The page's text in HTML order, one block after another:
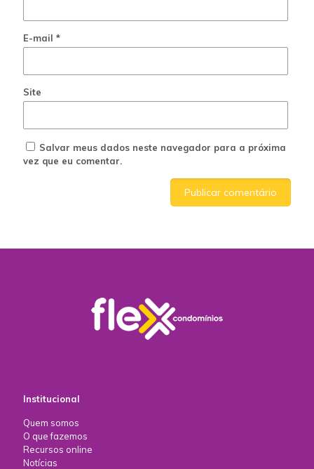
E-mail *
Site
Salvar meus dados neste navegador para a próxima
vez que eu comentar.
Institucional
Quem somos
O que fazemos
Recursos online
Notícias